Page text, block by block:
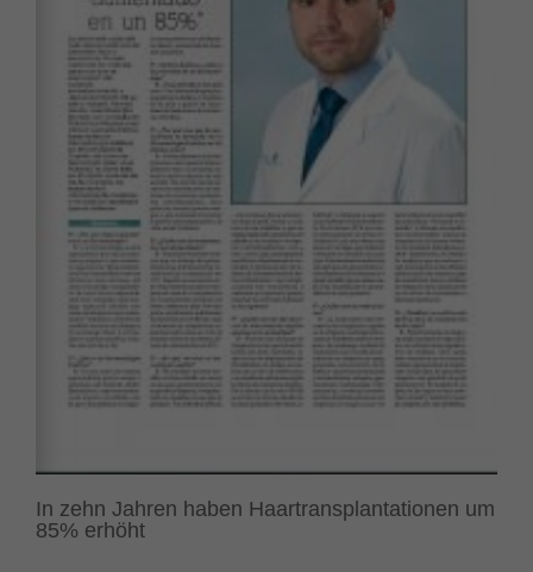
In zehn Jahren haben Haartransplantationen um
85% erhöht